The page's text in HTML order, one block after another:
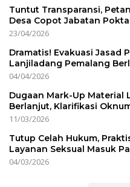
Tuntut Transparansi,
Desa Copot Jabatan
23/04/2026
Dramatis! Evakuasi Jasad
Lanjiladang Pemalang
04/04/2026
Dugaan Mark-Up Material
Berlanjut, Klarifikasi
11/03/2026
Tutup Celah Hukum,
Layanan Seksual Masuk
04/03/2026